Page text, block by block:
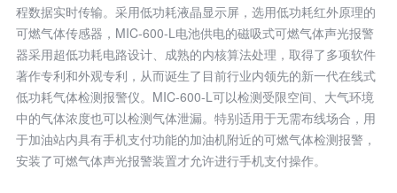
程数据实时传输。采用低功耗液晶显示屏，选用低功耗红外原理的
可燃气体传感器，MIC-600-L电池供电的磁吸式可燃气体声光报警
器采用超低功耗电路设计、成熟的内核算法处理，取得了多项软件
著作专利和外观专利，从而诞生了目前行业内领先的新一代在线式
低功耗气体检测报警仪。MIC-600-L可以检测受限空间、大气环境
中的气体浓度也可以检测气体泄漏。特别适用于无需布线场合，用
于加油站内具有手机支付功能的加油机附近的可燃气体检测报警，
安装了可燃气体声光报警装置才允许进行手机支付操作。